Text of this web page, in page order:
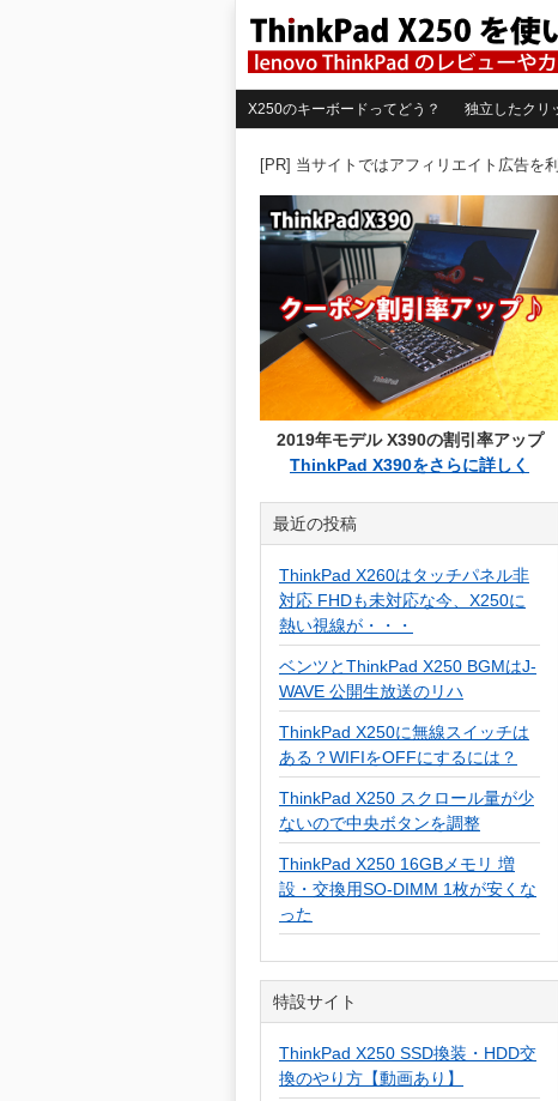
X250のキーボードってどう？ 独立したクリ
[PR] 当サイトではアフィリエイト広告を
2019年モデル X390の割引率アップ
ThinkPad X390をさらに詳しく
最近の投稿
ThinkPad X260はタッチパネル非
対応 FHDも未対応な今、X250に
熱い視線が・・・
ベンツとThinkPad X250 BGMはJ-
WAVE 公開生放送のリハ
ThinkPad X250に無線スイッチは
ある？WIFIをOFFにするには？
ThinkPad X250 スクロール量が少
ないので中央ボタンを調整
ThinkPad X250 16GBメモリ 増
設・交換用SO-DIMM 1枚が安くな
った
特設サイト
ThinkPad X250 SSD換装・HDD交
換のやり方【動画あり】